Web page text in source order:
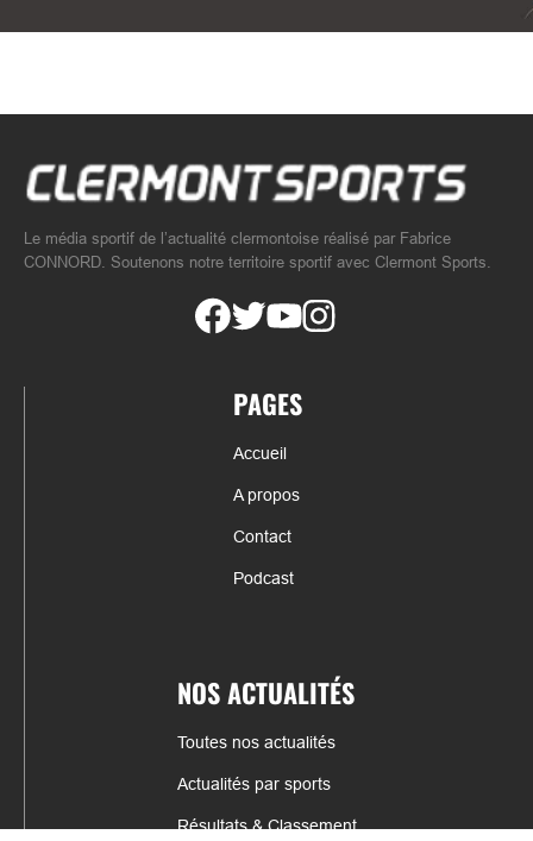
Le média sportif de l’actualité clermontoise réalisé par Fabrice
CONNORD. Soutenons notre territoire sportif avec Clermont Sports.
PAGES
Accueil
A propos
Contact
Podcast
NOS ACTUALITÉS
Toutes nos actualités
Actualités par sports
Résultats & Classement